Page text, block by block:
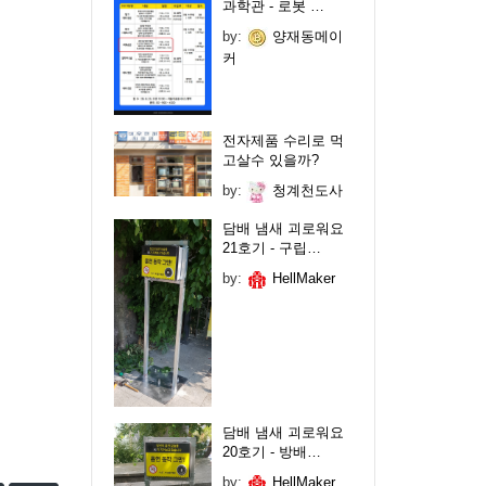
과학관 - 로봇 …
by:
양재동메이
커
전자제품 수리로 먹
고살수 있을까?
by:
청계천도사
담배 냄새 괴로워요
21호기 - 구립…
by:
HellMaker
담배 냄새 괴로워요
20호기 - 방배…
by:
HellMaker